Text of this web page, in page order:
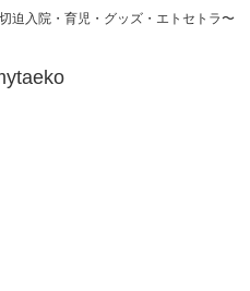
迫入院・育児・グッズ・エトセトラ〜